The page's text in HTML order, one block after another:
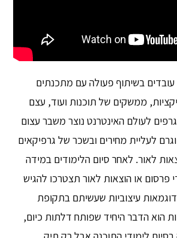
עובדים בשיתוף פעולה עם מתכנתים
ממשקים של תוכנות ועוד, עצם
לעולם האינטרנט נוצר משבר עצום
לעליית מחירים ובשכר של גרפיקאים
לאור. לאחר סיום הלימודים במידה
פרסום או הוצאות לאור תצטרכו להגיש
עיצוביות שעשיתם בתקופת
הוא הדבר היחיד שפותח דלתות כיום,